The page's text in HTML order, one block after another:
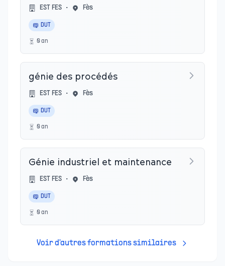
EST FES • Fès
DUT
0an
génie des procédés
EST FES • Fès
DUT
0an
Génie industriel et maintenance
EST FES • Fès
DUT
0an
Voir d'autres formations similaires